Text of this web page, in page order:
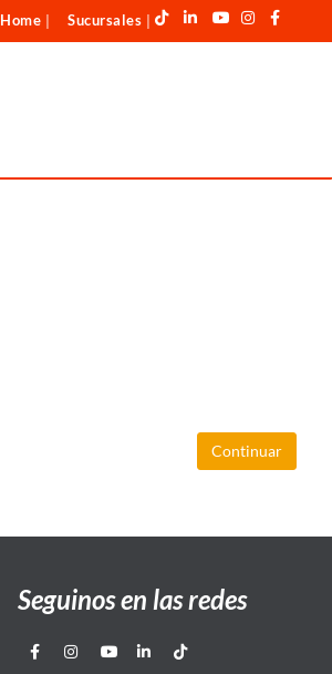
Home Sucursales
Continuar
Seguinos en las redes